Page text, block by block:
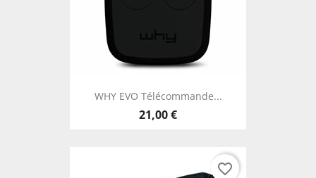
WHY EVO Télécommande...
21,00 €
favorite_border